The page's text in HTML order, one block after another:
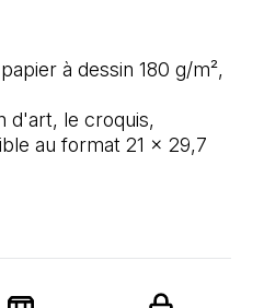
à dessin 180 g/m²,
d'art, le croquis,
au format 21 x 29,7